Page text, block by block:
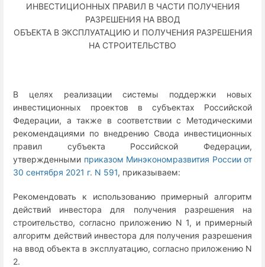
ИНВЕСТИЦИОННЫХ ПРАВИЛ В ЧАСТИ ПОЛУЧЕНИЯ
РАЗРЕШЕНИЯ НА ВВОД
ОБЪЕКТА В ЭКСПЛУАТАЦИЮ И ПОЛУЧЕНИЯ РАЗРЕШЕНИЯ
НА СТРОИТЕЛЬСТВО
В целях реализации системы поддержки новых
инвестиционных проектов в субъектах Российской
Федерации, а также в соответствии с Методическими
рекомендациями по внедрению Свода инвестиционных
правил субъекта Российской Федерации,
утвержденными приказом Минэкономразвития России от
30 сентября 2021 г. N 591, приказываем:
Рекомендовать к использованию примерный алгоритм
действий инвестора для получения разрешения на
строительство, согласно приложению N 1, и примерный
алгоритм действий инвестора для получения разрешения
на ввод объекта в эксплуатацию, согласно приложению N
2.